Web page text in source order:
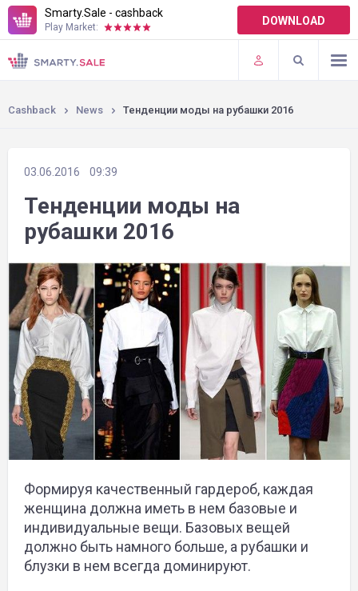
Smarty.Sale - cashback
Play Market: DOWNLOAD
TERMS OF USE
PLUGINS
Cashback News Тенденции моды на рубашки 2016
03.06.2016 09:39
Тенденции моды на
рубашки 2016
Формируя качественный гардероб, каждая
женщина должна иметь в нем базовые и
индивидуальные вещи. Базовых вещей
должно быть намного больше, а рубашки и
блузки в нем всегда доминируют.